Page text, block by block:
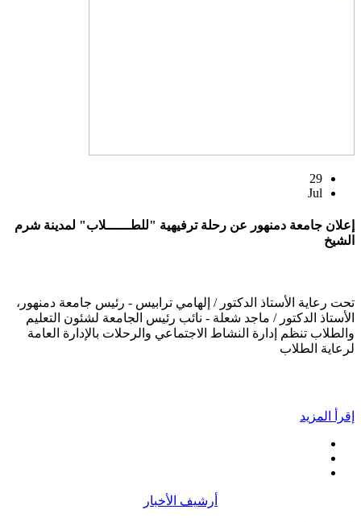
29
Jul
إعلان جامعة دمنهور عن رحلة ترفيهية "للطــــــلاب" لمدينة شرم
الشيخ
تحت رعاية الأستاذ الدكتور / إلهامي ترابيس - رئيس جامعة دمنهور،
الأستاذ الدكتور / ماجد شعلة - نائب رئيس الجامعة لشئون التعليم
والطلاب تنظم إدارة النشاط الاجتماعي والرحلات بالإدارة العامة
لرعاية الطلاب
إقرأ المزيد
أرشيف الأخبار